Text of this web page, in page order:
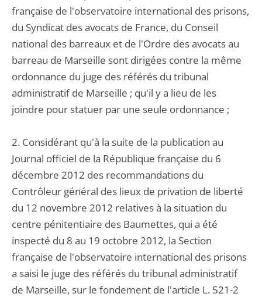
française de l'observatoire international des prisons,
du Syndicat des avocats de France, du Conseil
national des barreaux et de l'Ordre des avocats au
barreau de Marseille sont dirigées contre la même
ordonnance du juge des référés du tribunal
administratif de Marseille ; qu'il y a lieu de les
joindre pour statuer par une seule ordonnance ;
2. Considérant qu'à la suite de la publication au
Journal officiel de la République française du 6
décembre 2012 des recommandations du
Contrôleur général des lieux de privation de liberté
du 12 novembre 2012 relatives à la situation du
centre pénitentiaire des Baumettes, qui a été
inspecté du 8 au 19 octobre 2012, la Section
française de l'observatoire international des prisons
a saisi le juge des référés du tribunal administratif
de Marseille, sur le fondement de l'article L. 521-2